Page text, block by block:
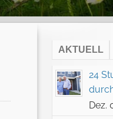
AKTUELL
24
Dez.